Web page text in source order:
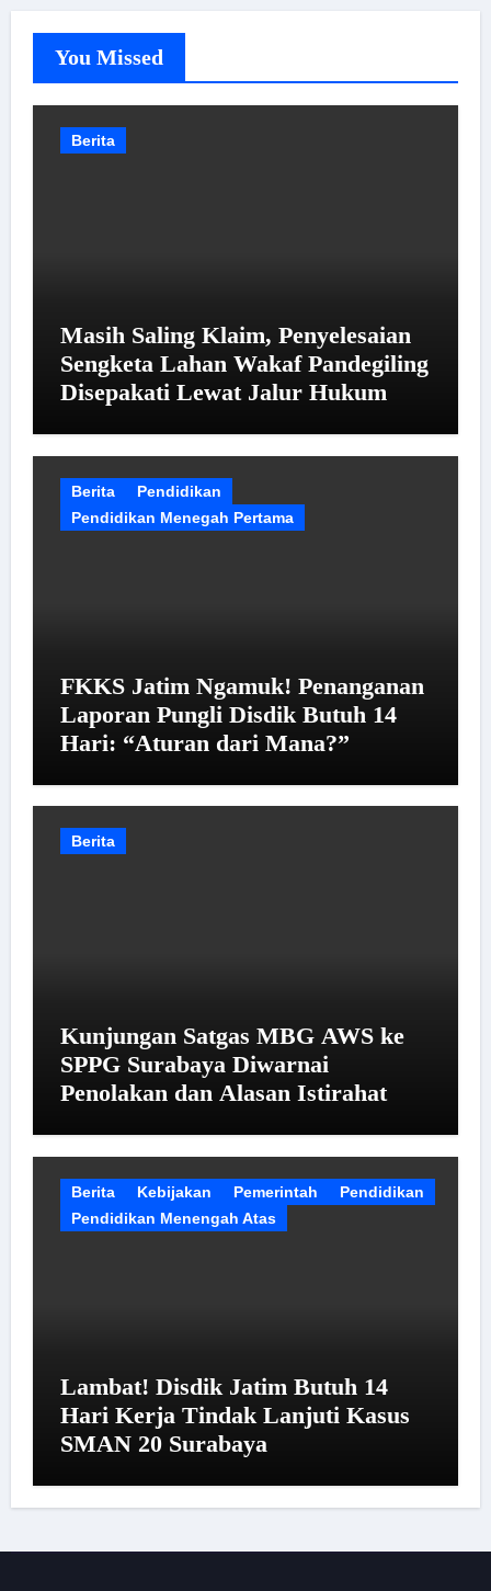
You Missed
Berita
Masih Saling Klaim, Penyelesaian
Sengketa Lahan Wakaf Pandegiling
Disepakati Lewat Jalur Hukum
Berita
Pendidikan
Pendidikan Menegah Pertama
FKKS Jatim Ngamuk! Penanganan
Laporan Pungli Disdik Butuh 14
Hari: “Aturan dari Mana?”
Berita
Kunjungan Satgas MBG AWS ke
SPPG Surabaya Diwarnai
Penolakan dan Alasan Istirahat
Berita Kebijakan Pemerintah
Pendidikan
Pendidikan Menengah Atas
Lambat! Disdik Jatim Butuh 14
Hari Kerja Tindak Lanjuti Kasus
SMAN 20 Surabaya